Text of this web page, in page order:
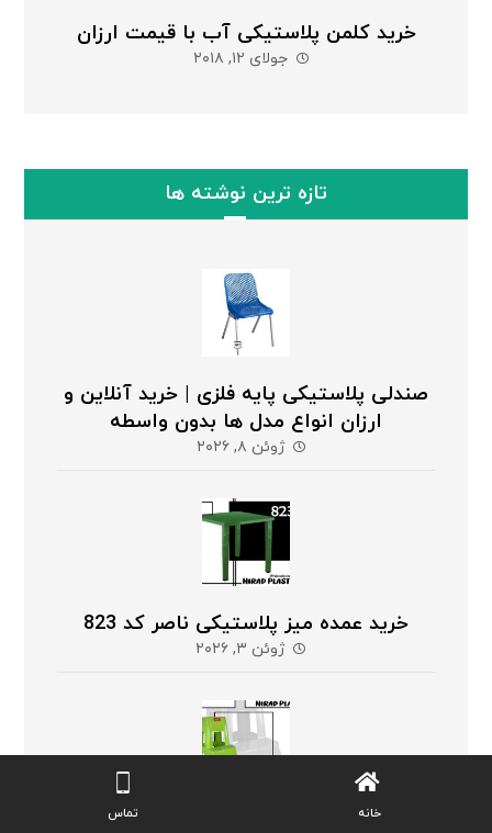
خرید کلمن پلاستیکی آب با قیمت ارزان
جولای ۱۲, ۲۰۱۸
تازه ترین نوشته ها
صندلی پلاستیکی پایه فلزی | خرید آنلاین و
ارزان انواع مدل ها بدون واسطه
ژوئن ۸, ۲۰۲۶
خرید عمده میز پلاستیکی ناصر کد 823
ژوئن ۳, ۲۰۲۶
انواع چهارپایه پلاستیکی پله دار ارزان
خانه تماس